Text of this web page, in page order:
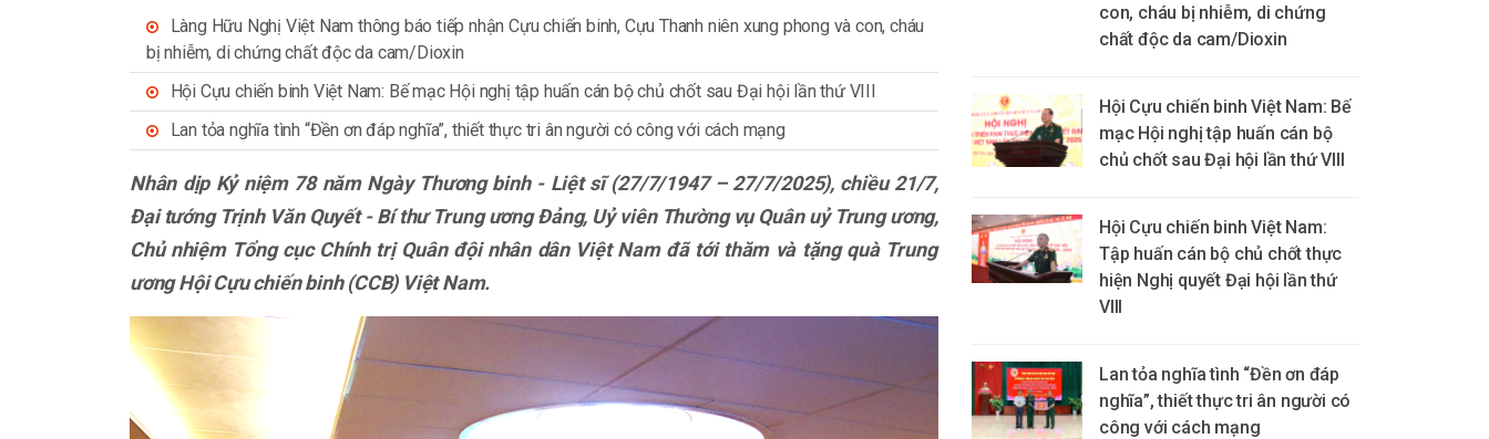
Làng Hữu Nghị Việt Nam thông báo tiếp nhận Cựu chiến binh, Cựu Thanh niên xung phong và con, cháu
bị nhiễm, di chứng chất độc da cam/Dioxin
Hội Cựu chiến binh Việt Nam: Bế mạc Hội nghị tập huấn cán bộ chủ chốt sau Đại hội lần thứ VIII
Lan tỏa nghĩa tình “Đền ơn đáp nghĩa”, thiết thực tri ân người có công với cách mạng
Nhân dịp Kỷ niệm 78 năm Ngày Thương binh - Liệt sĩ (27/7/1947 – 27/7/2025), chiều 21/7,
Đại tướng Trịnh Văn Quyết - Bí thư Trung ương Đảng, Uỷ viên Thường vụ Quân uỷ Trung ương,
Chủ nhiệm Tổng cục Chính trị Quân đội nhân dân Việt Nam đã tới thăm và tặng quà Trung
ương Hội Cựu chiến binh (CCB) Việt Nam.
con, cháu bị nhiễm, di chứng
chất độc da cam/Dioxin
Hội Cựu chiến binh Việt Nam: Bế
mạc Hội nghị tập huấn cán bộ
chủ chốt sau Đại hội lần thứ VIII
Hội Cựu chiến binh Việt Nam:
Tập huấn cán bộ chủ chốt thực
hiện Nghị quyết Đại hội lần thứ
VIII
Lan tỏa nghĩa tình “Đền ơn đáp
nghĩa”, thiết thực tri ân người có
công với cách mạng